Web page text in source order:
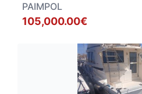
PAIMPOL
105,000.00€